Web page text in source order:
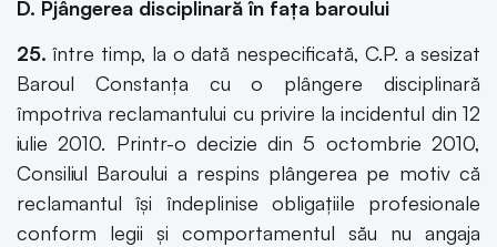
D. Pjângerea disciplinară în faţa baroului
25. între timp, la o dată nespecificată, C.P. a sesizat
Baroul Constanţa cu o plângere disciplinară
împotriva reclamantului cu privire la incidentul din 12
iulie 2010. Printr-o decizie din 5 octombrie 2010,
Consiliul Baroului a respins plângerea pe motiv că
reclamantul îşi îndeplinise obligaţiile profesionale
conform legii şi comportamentul său nu angaja